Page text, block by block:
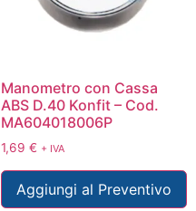
Manometro con Cassa
ABS D.40 Konfit – Cod.
MA604018006P
1,69 € + IVA
Aggiungi al Preventivo